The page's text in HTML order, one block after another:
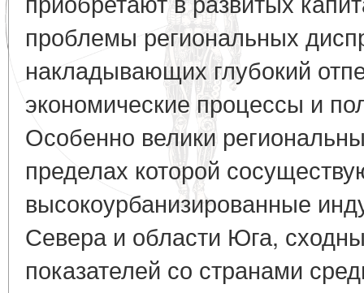
проблемы региональных
накладывающих глубокий
экономические процессы и
Особенно велики
пределах которой
высокоурбанизированные
Севера и области Юга,
показателей со странами